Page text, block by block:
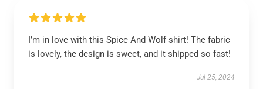
I’m in love with this Spice And Wolf shirt! The fabric
is lovely, the design is sweet, and it shipped so fast!
Jul 25, 2024